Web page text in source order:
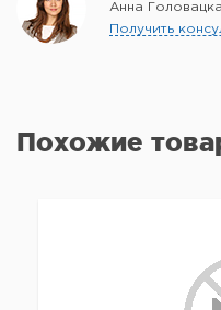
Анна
Получить
Похожие